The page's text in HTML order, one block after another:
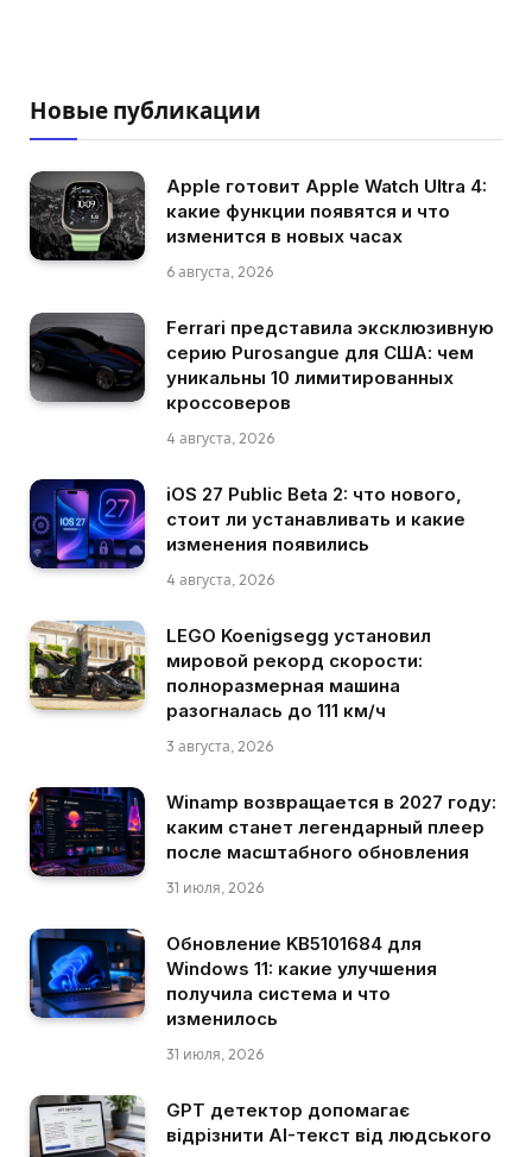
Новые публикации
Apple готовит Apple Watch Ultra 4:
какие функции появятся и что
изменится в новых часах
6 августа, 2026
Ferrari представила эксклюзивную
серию Purosangue для США: чем
уникальны 10 лимитированных
кроссоверов
4 августа, 2026
iOS 27 Public Beta 2: что нового,
стоит ли устанавливать и какие
изменения появились
4 августа, 2026
LEGO Koenigsegg установил
мировой рекорд скорости:
полноразмерная машина
разогналась до 111 км/ч
3 августа, 2026
Winamp возвращается в 2027 году:
каким станет легендарный плеер
после масштабного обновления
31 июля, 2026
Обновление KB5101684 для
Windows 11: какие улучшения
получила система и что
изменилось
31 июля, 2026
GPT детектор допомагає
відрізнити AI-текст від людського